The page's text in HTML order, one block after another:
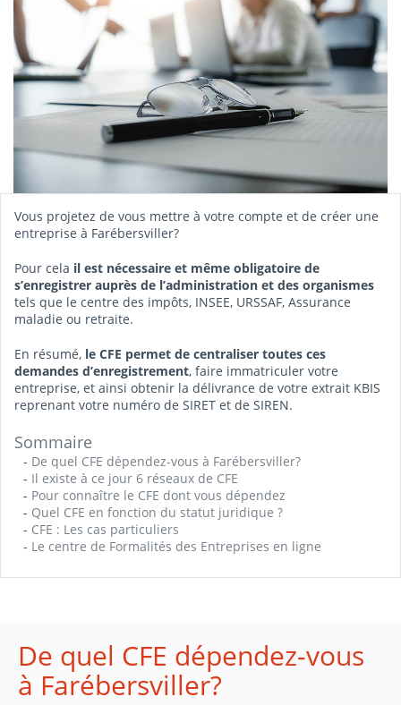
Vous projetez de vous mettre à votre compte et de créer une
entreprise à Farébersviller?
Pour cela il est nécessaire et même obligatoire de
s’enregistrer auprès de l’administration et des organismes
tels que le centre des impôts, INSEE, URSSAF, Assurance
maladie ou retraite.
En résumé, le CFE permet de centraliser toutes ces
demandes d’enregistrement, faire immatriculer votre
entreprise, et ainsi obtenir la délivrance de votre extrait KBIS
reprenant votre numéro de SIRET et de SIREN.
Sommaire
- De quel CFE dépendez-vous à Farébersviller?
- Il existe à ce jour 6 réseaux de CFE
- Pour connaître le CFE dont vous dépendez
- Quel CFE en fonction du statut juridique ?
- CFE : Les cas particuliers
- Le centre de Formalités des Entreprises en ligne
De quel CFE dépendez-vous
à Farébersviller?